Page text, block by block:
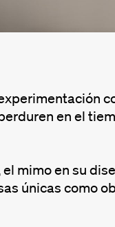
en el
el mimo en su
únicas como